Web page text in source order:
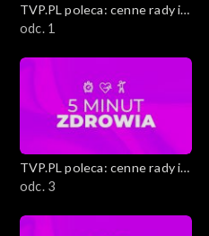
Porady eksperta
Kobiece sprawy
Jarmarki świąteczne
TVP.PL poleca: cenne rady i
ciekawostki
odc. 1
TVP.PL poleca: cenne rady i
ciekawostki
odc. 3